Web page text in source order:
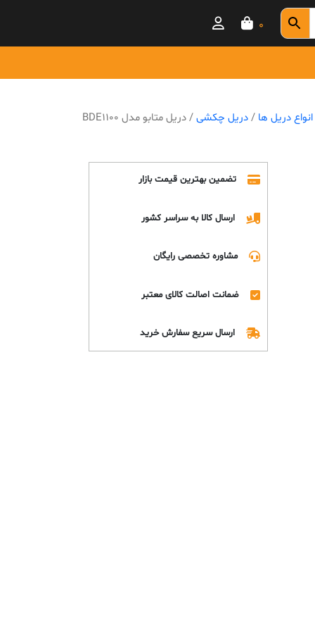
0
انواع دریل ها /دریل چکشی / دریل متابو مدل BDE1100
تضمین بهترین قیمت بازار
ارسال کالا به سراسر کشور
مشاوره تخصصی رایگان
ضمانت اصالت کالای معتبر
ارسال سریع سفارش خرید